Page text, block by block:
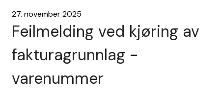
27. november 2025
Feilmelding ved kjøring av
fakturagrunnlag -
varenummer